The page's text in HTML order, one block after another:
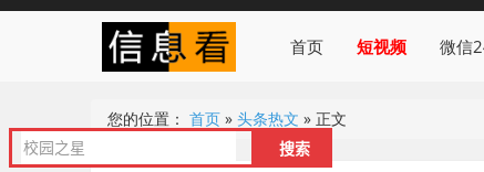
首页 短视频 微信
您的位置： 首页 » 头条热文 » 正文